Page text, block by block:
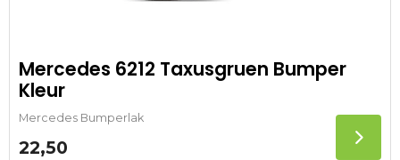
Mercedes 6212 Taxusgruen Bumper
Kleur
Mercedes Bumperlak
22,50